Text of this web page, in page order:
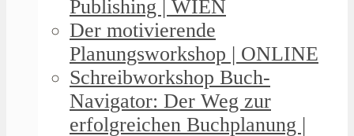
Publishing | WIEN
Der motivierende
Planungsworkshop | ONLINE
Schreibworkshop Buch-
Navigator: Der Weg zur
erfolgreichen Buchplanung |